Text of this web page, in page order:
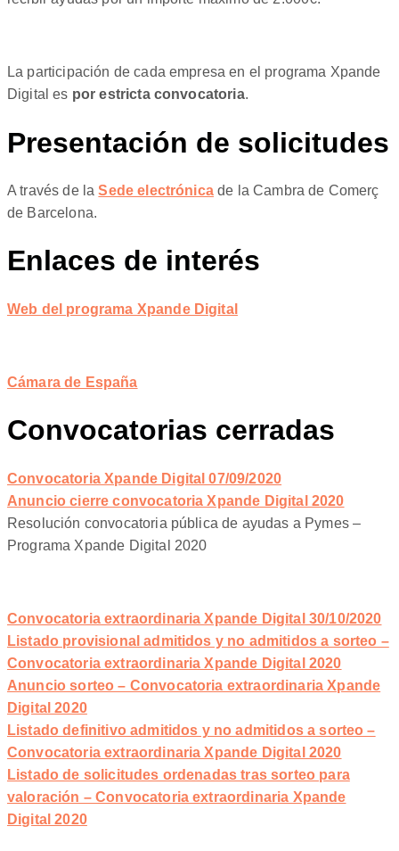
La participación de cada empresa en el programa Xpande
Digital es por estricta convocatoria.
Presentación de solicitudes
A través de laSede electrónicade la Cambra de Comerç
de Barcelona.
Enlaces de interés
Web del programa Xpande Digital
Cámara de España
Convocatorias cerradas
Convocatoria Xpande Digital 07/09/2020
Anuncio cierre convocatoria Xpande Digital 2020
Resolución convocatoria pública de ayudas a Pymes –
Programa Xpande Digital 2020
Convocatoria extraordinaria Xpande Digital 30/10/2020
Listado provisional admitidos y no admitidos a sorteo –
Convocatoria extraordinaria Xpande Digital 2020
Anuncio sorteo – Convocatoria extraordinaria Xpande
Digital 2020
Listado definitivo admitidos y no admitidos a sorteo –
Convocatoria extraordinaria Xpande Digital 2020
Listado de solicitudes ordenadas tras sorteo para
valoración – Convocatoria extraordinaria Xpande
Digital 2020